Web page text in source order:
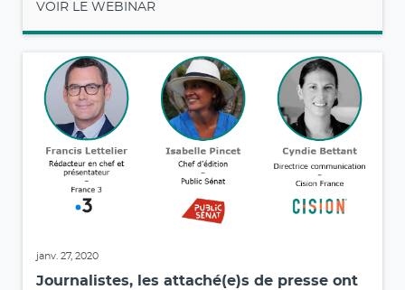
VOIR LE WEBINAR
janv. 27, 2020
Journalistes, les attaché(e)s de presse ont